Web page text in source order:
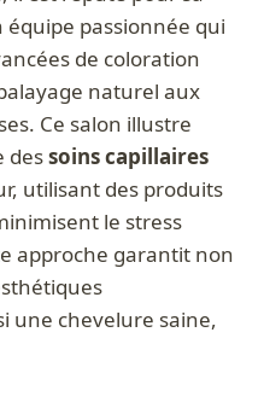
passionnée qui
de coloration
naturel aux
Ce salon illustre
dessoins capillaires
utilisant des produits
le stress
approche garantit non
une chevelure saine,